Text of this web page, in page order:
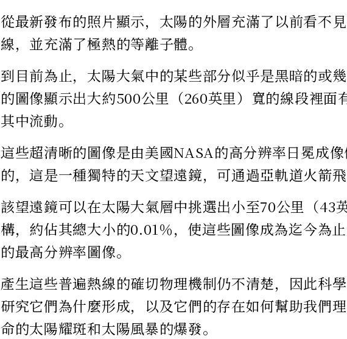
從最新發布的照片​​顯示，太陽的外層充滿了以前看不
線，並充滿了極熱的等離子體。
到目前為止，太陽大氣中的某些部分似乎是黑暗的或
的圖像顯示出大約500公里（260英里）寬的線段裡面
其中流動。
這些超清晰的圖像是由美國NASA的高分辨率日冕成
的，這是一種獨特的天文望遠鏡，可通過亞軌道火箭飛
該望遠鏡可以在太陽大氣層中挑選出小至70公里（43
構，約佔其總大小的0.01％，使這些圖像成為迄今為
的最高分辨率圖像。
產生這些普遍熱線的確切物理機制仍不清楚，因此科
研究它們為什麼形成，以及它們的存在如何幫助我們
命的太陽耀斑和太陽風暴的爆發。